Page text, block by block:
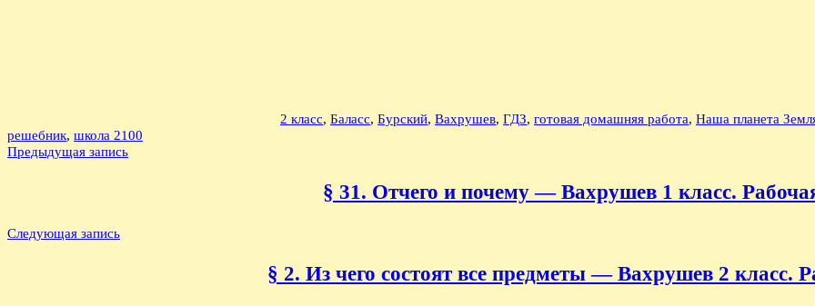
2 класс, Баласс, Бурский, Вахрушев, ГДЗ, готовая домашняя работа, Наша планета
решебник, школа 2100
Навигация
Предыдущая запись
§ 31. Отчего и почему — Вахрушев 1 класс.
Следующая запись
§ 2. Из чего состоят все предметы — Вахрушев 2 класс.